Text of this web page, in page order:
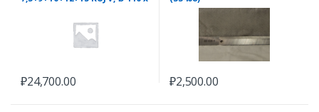
₽24,700.00 ₽2,500.00